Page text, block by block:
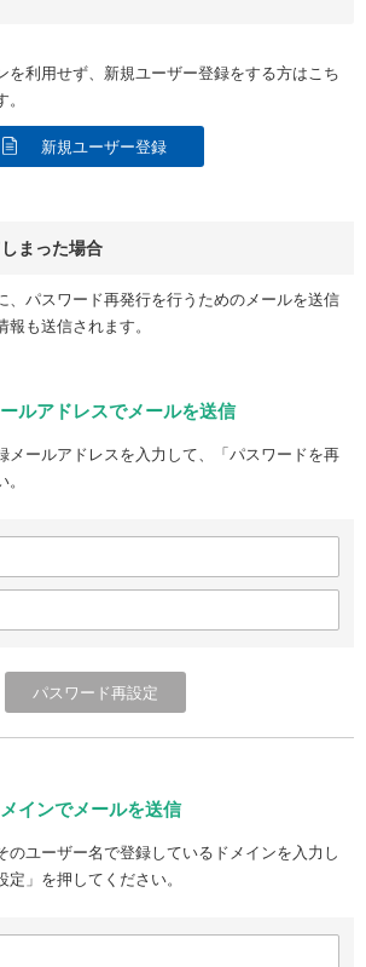
を利用せず、新規ユーザー登録をする方はこち
新規ユーザー登録
まった場合
、パスワード再発行を行うためのメールを送信
も送信されます。
ルアドレスでメールを送信
メールアドレスを入力して、「パスワードを再
インでメールを送信
のユーザー名で登録しているドメインを入力し
」を押してください。